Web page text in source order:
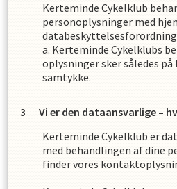
Kerteminde Cykelklub
personoplysninger med
a. Kerteminde Cykelklubs
oplysninger sker således
samtykke.
Vi er den dataansvarlige –
Kerteminde Cykelklub er
med behandlingen af dine
finder vores